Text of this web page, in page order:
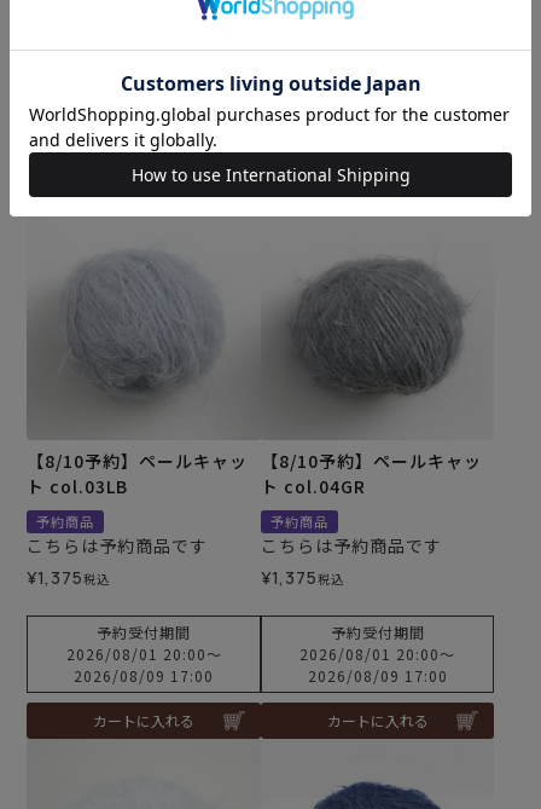
こちらは予約商品です
¥1,375税込
2026/08/01 20:00〜
2026/08/09 17:00
カートに入れる
こちらは予約商品です
¥1,375税込
予約受付期間
2026/08/01 20:00〜
カートに入れる
【8/10予約】ペールキャッ
ト col.03LB
予約商品
こちらは予約商品です
¥1,375税込
予約受付期間
2026/08/01 20:00〜
2026/08/09 17:00
カートに入れる
【8/10予約】ペールキャッ
ト col.04GR
予約商品
こちらは予約商品です
¥1,375税込
予約受付期間
2026/08/01 20:00〜
2026/08/09 17:00
カートに入れる